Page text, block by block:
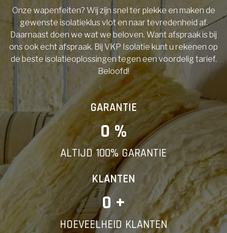
Vorige
Onze wapenfeiten? Wij zijn snel ter plekke en maken de
gewenste isolatieklus vlot en naar tevredenheid af.
Daarnaast doen we wat we beloven. Want afspraak is bij
ons ook echt afspraak. Bij VKP Isolatie kunt u rekenen op
de beste isolatieoplossingen tegen een voordelig tarief.
Beloofd!
GARANTIE
0 %
ALTIJD 100% GARANTIE
KLANTEN
0 +
HOEVEELHEID KLANTEN